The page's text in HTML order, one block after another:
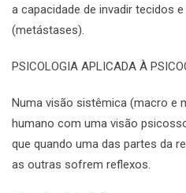
a capacidade de invadir tecidos
(metástases).
PSICOLOGIA APLICADA À
Numa visão sistêmica (macro e
humano com uma visão
que quando uma das partes da
as outras sofrem reflexos.